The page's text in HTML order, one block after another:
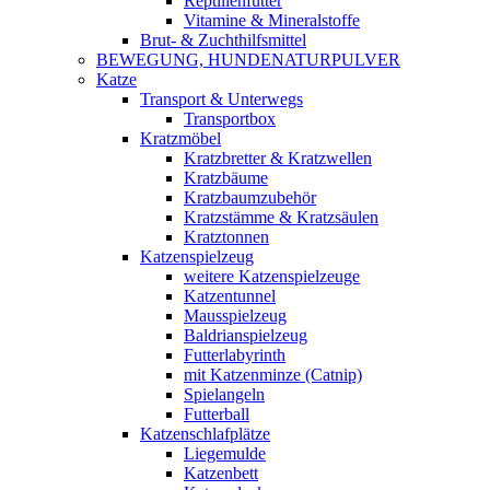
Vitamine & Mineralstoffe
Brut- & Zuchthilfsmittel
BEWEGUNG, HUNDENATURPULVER
Katze
Transport & Unterwegs
Transportbox
Kratzmöbel
Kratzbretter & Kratzwellen
Kratzbäume
Kratzbaumzubehör
Kratzstämme & Kratzsäulen
Kratztonnen
Katzenspielzeug
weitere Katzenspielzeuge
Katzentunnel
Mausspielzeug
Baldrianspielzeug
Futterlabyrinth
mit Katzenminze (Catnip)
Spielangeln
Futterball
Katzenschlafplätze
Liegemulde
Katzenbett